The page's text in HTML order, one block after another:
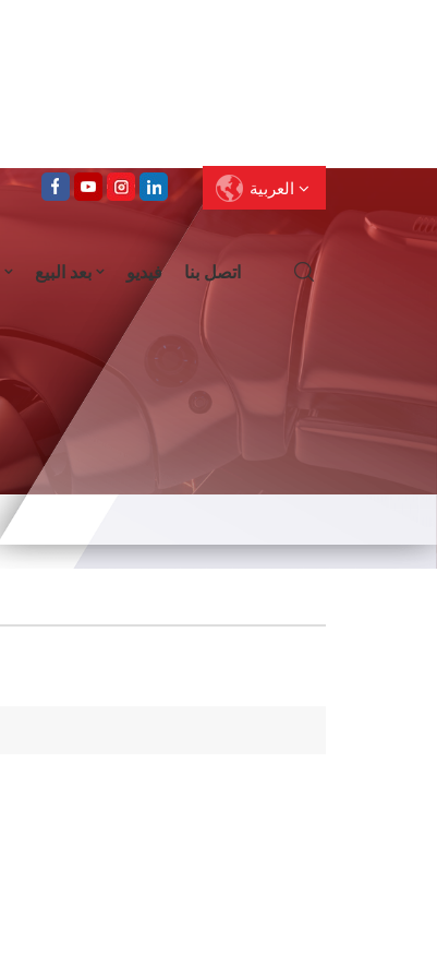
العربية
English
Français
Deutsch
Pусский
Español
العربية
بعد البيع فيديو اتصل بنا